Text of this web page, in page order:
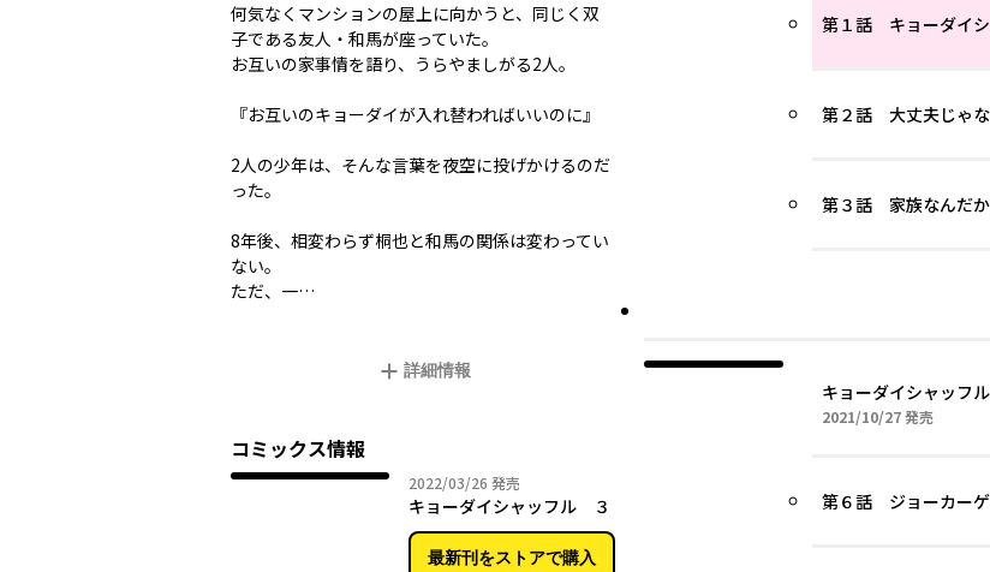
何気なくマンションの屋上に向かうと、同じく双
子である友人・和馬が座っていた。
お互いの家事情を語り、うらやましがる2人。
『お互いのキョーダイが入れ替わればいいのに』
2人の少年は、そんな言葉を夜空に投げかけるのだ
った。
――8年後、相変わらず桐也と和馬の関係は変わってい
ない。
ただ、一…
詳細情報
コミックス情報
2022/03/26 2022年03月26日
発売
キョーダイシャッフル ３
最新刊をストアで購入
第１話 キョーダイ
第２話 大丈夫じゃ
第３話 家族なんだ
キョーダイシャッフ
2021/10/272021年10月27
発売
第６話 ジョーカー